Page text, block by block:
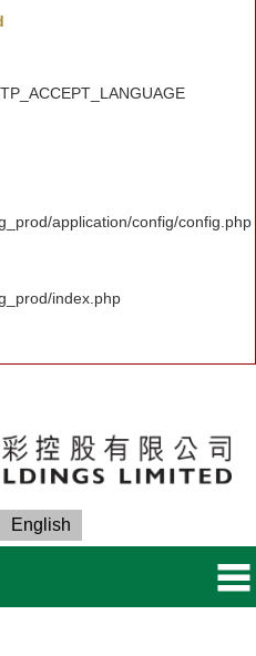
application/config/config.php
index.php
English